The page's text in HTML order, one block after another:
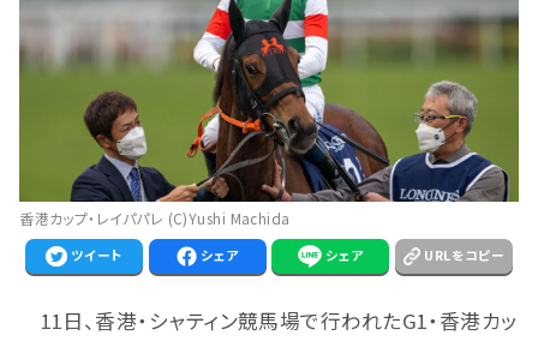
香港カップ・レイパパレ (C)Yushi Machida
ツイート シェア シェア URLをコピー
11日、香港・シャティン競馬場で行われたG1・香港カッ